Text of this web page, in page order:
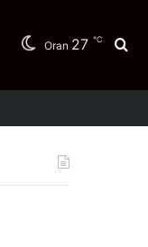
Oran 27 ℃